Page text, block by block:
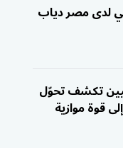
لدى مصر دياب
تكشف تحوّل
قوة موازية